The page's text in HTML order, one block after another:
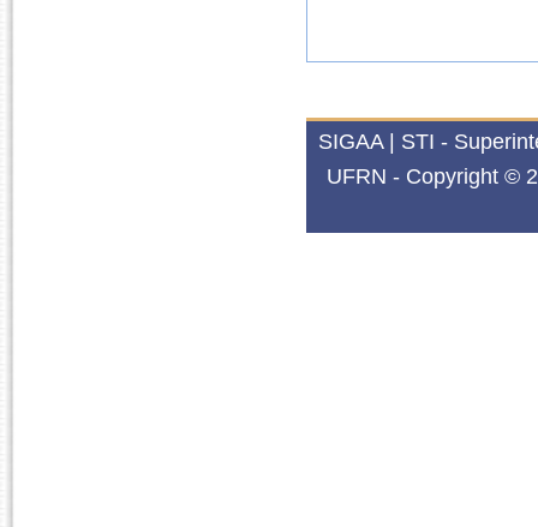
SIGAA | STI -
UFRN - Copyright ©